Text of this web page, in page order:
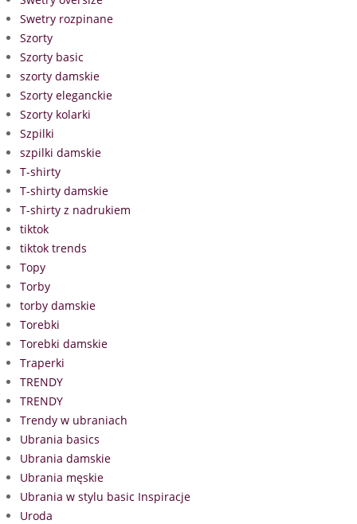
Swetry rozpinane
Szorty
Szorty basic
szorty damskie
Szorty eleganckie
Szorty kolarki
Szpilki
szpilki damskie
T-shirty
T-shirty damskie
T-shirty z nadrukiem
tiktok
tiktok trends
Topy
Torby
torby damskie
Torebki
Torebki damskie
Traperki
TRENDY
TRENDY
Trendy w ubraniach
Ubrania basics
Ubrania damskie
Ubrania męskie
Ubrania w stylu basic Inspiracje
Uroda